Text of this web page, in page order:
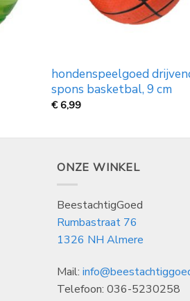
hondenspeelgoed
spons basketbal, 9 cm
€6,99
ONZE WINKEL
BeestachtigGoed
Rumbastraat 76
1326 NH Almere
Mail:
Telefoon: 036-5230258